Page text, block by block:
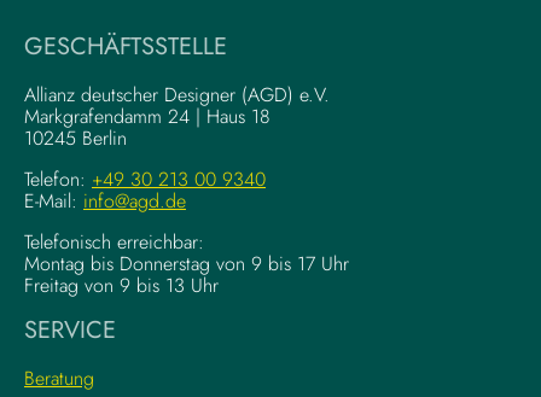
GESCHÄFTSSTELLE
Allianz deutscher Designer (AGD) e.V.
Markgrafendamm 24 | Haus 18
10245 Berlin
Telefon: +49 30 213 00 9340
E-Mail: info@agd.de
Telefonisch erreichbar:
Montag bis Donnerstag von 9 bis 17 Uhr
Freitag von 9 bis 13 Uhr
SERVICE
Beratung